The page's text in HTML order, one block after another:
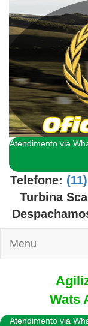
Atendimento via
Telefone:
Turbina
Menu
Wats
Atendimento via